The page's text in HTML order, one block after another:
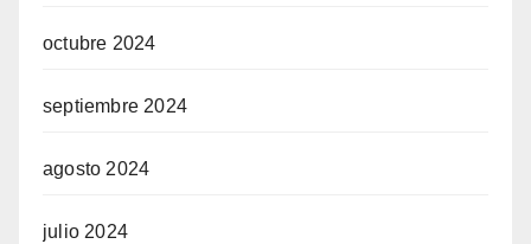
octubre 2024
septiembre 2024
agosto 2024
julio 2024